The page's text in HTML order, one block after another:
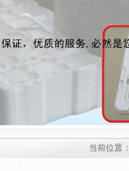
当前位置：